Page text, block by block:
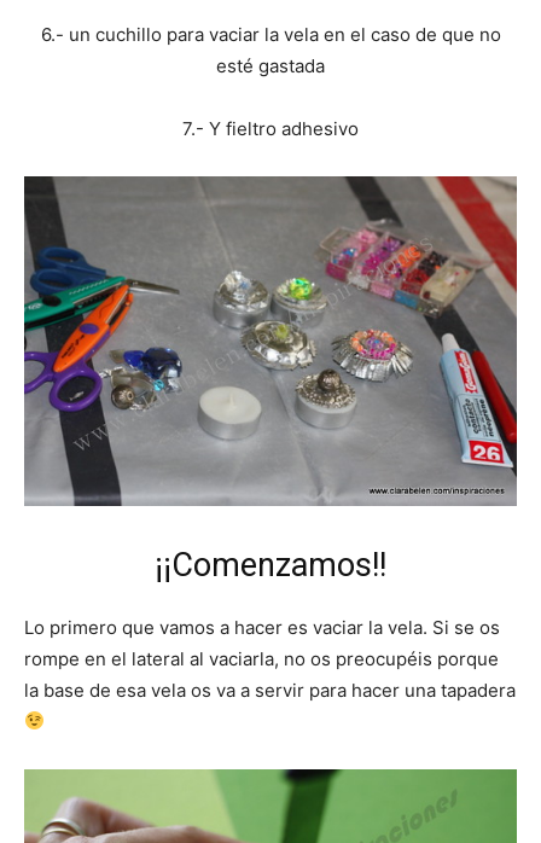
6.- un cuchillo para vaciar la vela en el caso de que no
esté gastada
7.- Y fieltro adhesivo
¡¡Comenzamos!!
Lo primero que vamos a hacer es vaciar la vela. Si se os
rompe en el lateral al vaciarla, no os preocupéis porque
la base de esa vela os va a servir para hacer una tapadera